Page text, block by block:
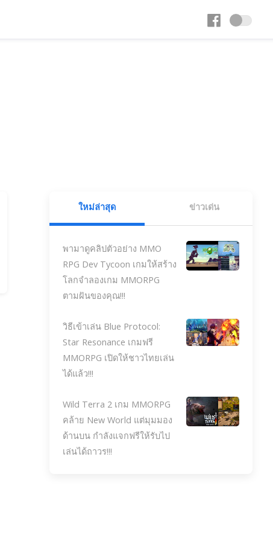
ใหม่ล่าสุด ข่าวเด่น
พามาดูคลิปตัวอย่าง MMO
RPG Dev Tycoon เกมให้สร้าง
โลกจำลองเกม MMORPG
ตามฝันของคุณ!!!
วิธีเข้าเล่น Blue Protocol:
Star Resonance เกมฟรี
MMORPG เปิดให้ชาวไทยเล่น
ได้แล้ว!!!
Wild Terra 2 เกม MMORPG
คล้าย New World แต่มุมมอง
ด้านบน กำลังแจกฟรีให้รับไป
เล่นได้ถาวร!!!